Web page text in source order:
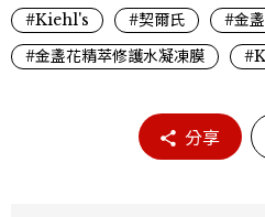
#Kiehl's #契爾氏 #金
#金盞花精萃修護水凝凍膜
分享